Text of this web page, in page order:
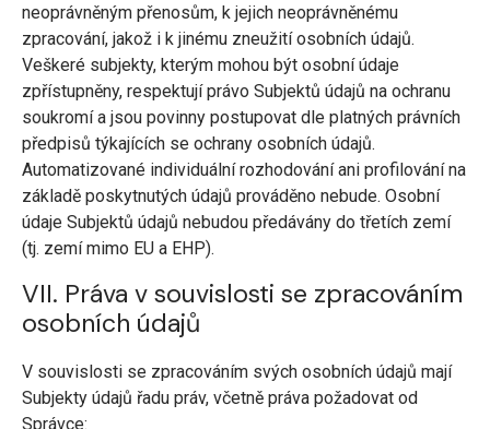
neoprávněným přenosům, k jejich neoprávněnému
zpracování, jakož i k jinému zneužití osobních údajů.
Veškeré subjekty, kterým mohou být osobní údaje
zpřístupněny, respektují právo Subjektů údajů na ochranu
soukromí a jsou povinny postupovat dle platných právních
předpisů týkajících se ochrany osobních údajů.
Automatizované individuální rozhodování ani profilování na
základě poskytnutých údajů prováděno nebude. Osobní
údaje Subjektů údajů nebudou předávány do třetích zemí
(tj. zemí mimo EU a EHP).
VII. Práva v souvislosti se zpracováním
osobních údajů
V souvislosti se zpracováním svých osobních údajů mají
Subjekty údajů řadu práv, včetně práva požadovat od
Správce: